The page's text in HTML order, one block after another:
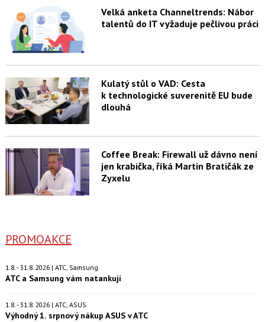
Velká anketa Channeltrends: Nábor
talentů do IT vyžaduje pečlivou práci
Kulatý stůl o VAD: Cesta
k technologické suverenitě EU bude
dlouhá
Coffee Break: Firewall už dávno není
jen krabička, říká Martin Bratičák ze
Zyxelu
PROMOAKCE
1.8. - 31.8. 2026 | ATC, Samsung
ATC a Samsung vám natankují
1.8. - 31.8. 2026 | ATC, ASUS
Výhodný 1. srpnový nákup ASUS v ATC